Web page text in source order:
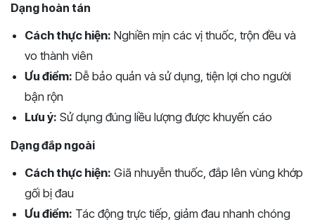
Dạng hoàn tán
Cách thực hiện: Nghiền mịn các vị thuốc, trộn đều và
vo thành viên
Ưu điểm: Dễ bảo quản và sử dụng, tiện lợi cho người
bận rộn
Lưu ý: Sử dụng đúng liều lượng được khuyến cáo
Dạng đắp ngoài
Cách thực hiện: Giã nhuyễn thuốc, đắp lên vùng khớp
gối bị đau
Ưu điểm: Tác động trực tiếp, giảm đau nhanh chóng